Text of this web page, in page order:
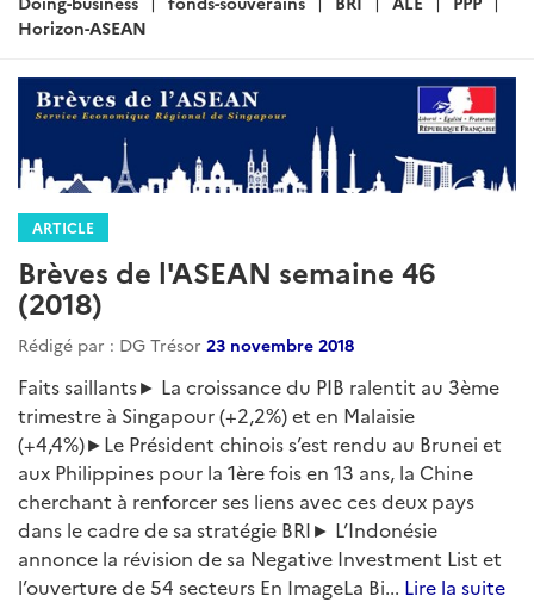
Horizon-ASEAN
ARTICLE
Brèves de l'ASEAN semaine 46
(2018)
Rédigé par : DG Trésor 23 novembre 2018
Faits saillants► La croissance du PIB ralentit au 3ème
trimestre à Singapour (+2,2%) et en Malaisie
(+4,4%)►Le Président chinois s’est rendu au Brunei et
aux Philippines pour la 1ère fois en 13 ans, la Chine
cherchant à renforcer ses liens avec ces deux pays
dans le cadre de sa stratégie BRI► L’Indonésie
annonce la révision de sa Negative Investment List et
l’ouverture de 54 secteurs En ImageLa Bi... Lire la suite